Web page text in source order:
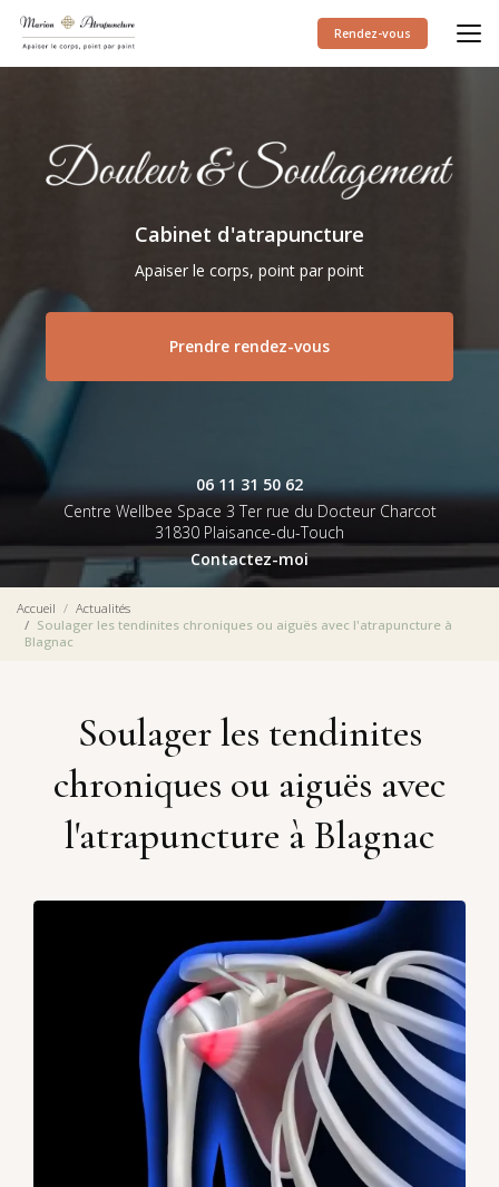
Aller
contenu
principal
Rendez-vous
Cabinet d'atrapuncture
Apaiser le corps, point par point
Prendre rendez-vous
06 11 31 50 62
Centre Wellbee Space 3 Ter rue du Docteur Charcot
31830 Plaisance-du-Touch
Contactez-moi
Accueil
Actualités
Soulager les tendinites chroniques ou aiguës avec l'atrapuncture à
Blagnac
Soulager les tendinites
chroniques ou aiguës avec
l'atrapuncture à Blagnac